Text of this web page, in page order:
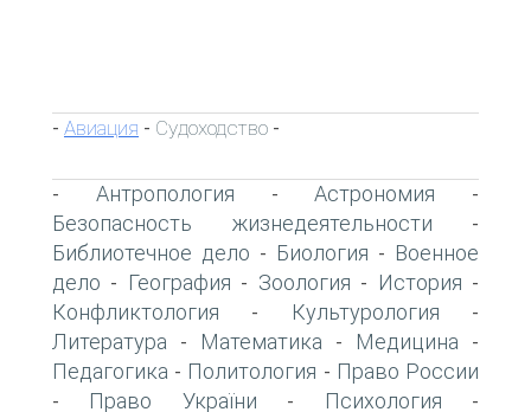
- Авиация - Судоходство -
- Антропология -Астрономия -
Безопасность жизнедеятельности -
Библиотечное дело - Биология - Военное
дело - География - Зоология - История -
Конфликтология - Культурология -
Литература - Математика - Медицина -
Педагогика - Политология - Право России
- Право України - Психология -